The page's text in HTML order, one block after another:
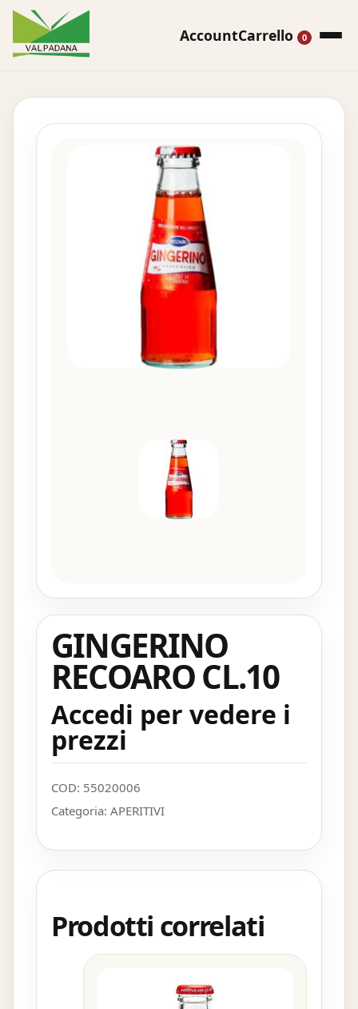
AccountCarrello 0
GINGERINO
RECOARO CL.10
Accedi per vedere i
prezzi
COD: 55020006
Categoria: APERITIVI
Prodotti correlati